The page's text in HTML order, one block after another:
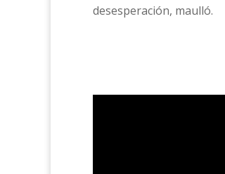
desesperación, maulló.